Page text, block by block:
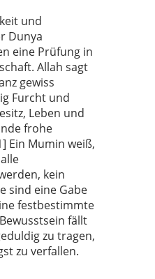
und
Dunya
eine Prüfung in
Allah sagt
gewiss
Furcht und
Leben und
frohe
Ein Mumin weiß,
kein
sind eine Gabe
festbestimmte
fällt
zu tragen,
zu verfallen.